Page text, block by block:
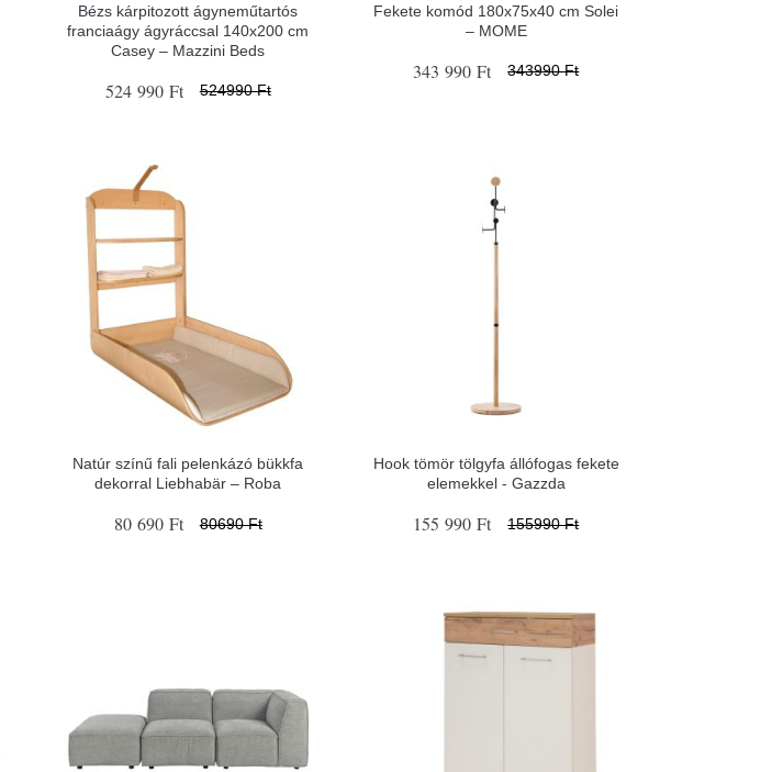
Bézs kárpitozott ágyneműtartós
franciaágy ágyráccsal 140x200 cm
Casey – Mazzini Beds
524 990 Ft 524990 Ft
Fekete komód 180x75x40 cm Solei
– MOME
343 990 Ft 343990 Ft
Natúr színű fali pelenkázó bükkfa
dekorral Liebhabär – Roba
80 690 Ft 80690 Ft
Hook tömör tölgyfa állófogas fekete
elemekkel - Gazzda
155 990 Ft 155990 Ft